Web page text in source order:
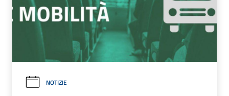
NOTIZIE